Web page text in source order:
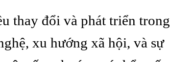
thay đổi và phát triển trong
xu hướng xã hội, và sự